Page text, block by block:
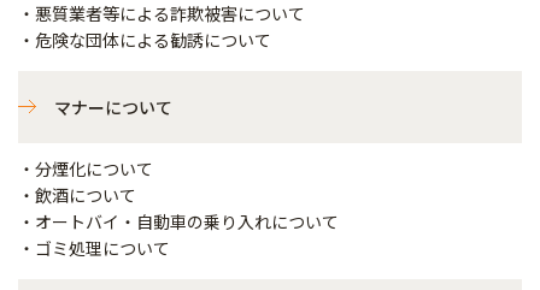
・悪質業者等による詐欺被害について
・危険な団体による勧誘について
マナーについて
・分煙化について
・飲酒について
・オートバイ・自動車の乗り入れについて
・ゴミ処理について